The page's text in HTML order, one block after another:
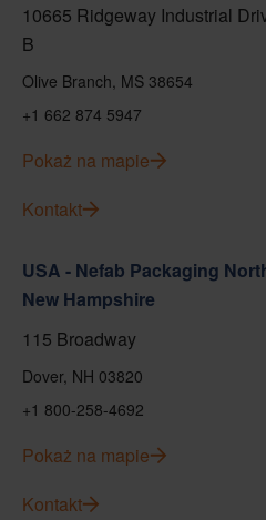
10665 Ridgeway Industrial
B
Olive Branch, MS 38654
+1 662 874 5947
Pokaż na mapie
Kontakt
USA - Nefab Packaging
New Hampshire
115 Broadway
Dover, NH 03820
+1 800-258-4692
Pokaż na mapie
Kontakt